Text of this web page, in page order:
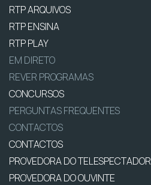
RTP ARQUIVOS
RTP ENSINA
RTP PLAY
EM DIRETO
REVER PROGRAMAS
CONCURSOS
PERGUNTAS FREQUENTES
CONTACTOS
CONTACTOS
PROVEDORA DO TELESPECTADOR
PROVEDORA DO OUVINTE